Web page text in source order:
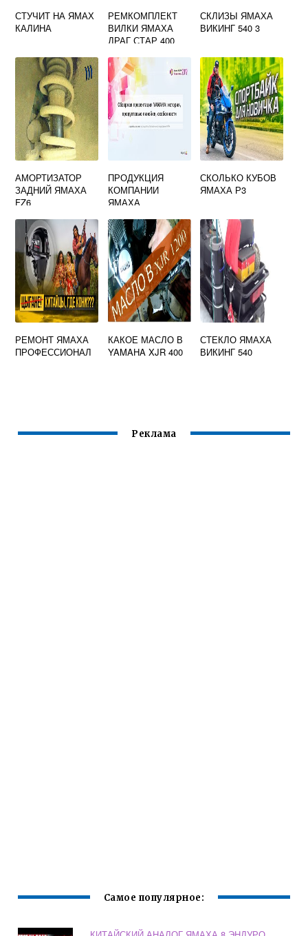
СТУЧИТ НА ЯМАХ
КАЛИНА
РЕМКОМПЛЕКТ
ВИЛКИ ЯМАХА
ДРАГ СТАР 400
СКЛИЗЫ ЯМАХА
ВИКИНГ 540 3
АМОРТИЗАТОР
ЗАДНИЙ ЯМАХА
FZ6
ПРОДУКЦИЯ
КОМПАНИИ
ЯМАХА
СКОЛЬКО КУБОВ
ЯМАХА Р3
РЕМОНТ ЯМАХА
ПРОФЕССИОНАЛ
КАКОЕ МАСЛО В
YAMAHA XJR 400
СТЕКЛО ЯМАХА
ВИКИНГ 540
Реклама
Самое популярное: